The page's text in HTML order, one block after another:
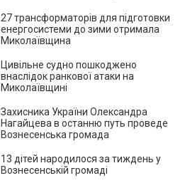
27 трансформаторів для підготовки
енергосистеми до зими отримала
Миколаївщина
Цивільне судно пошкоджено
внаслідок ранкової атаки на
Миколаївщині
Захисника України Олександра
Нагайцева в останню путь проведе
Вознесенська громада
13 дітей народилося за тиждень у
Вознесенській громаді